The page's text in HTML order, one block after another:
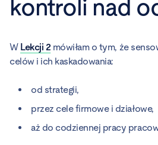
1
Dlaczego w Twojej firmie
2
Od czego zacząć:
Lekcja
3
Jak zakomunikować
2
Projektowanie procesu
6
Jak wyznaczać cele
Lekcja
7
Jak przygotować liderów
kontroli nad
W Lekcji 2 mówiłam o tym, że
celów i ich kaskadowania:
od strategii,
przez cele firmowe i działowe,
aż do codziennej pracy